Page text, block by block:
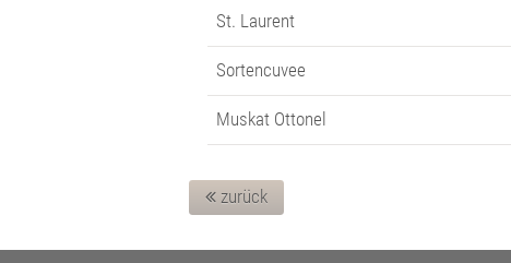
St. Laurent
Sortencuvee
Muskat Ottonel
zurück